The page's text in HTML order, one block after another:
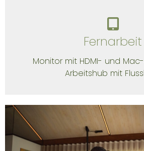
Fernarbeit
Monitor mit HDMI- und
Arbeitshub mit